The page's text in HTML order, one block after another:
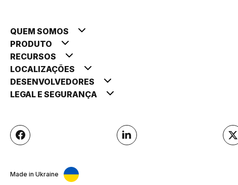
QUEM SOMOS
PRODUTO
RECURSOS
LOCALIZAÇÕES
DESENVOLVEDORES
LEGAL E SEGURANÇA
Made in Ukraine